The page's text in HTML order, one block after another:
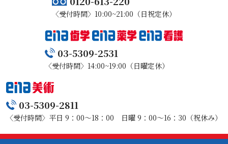
〈受付時間〉10:00~21:00（日祝定休）
03-5309-2531
〈受付時間〉14:00~19:00（日曜定休）
03-5309-2811
〈受付時間〉平日 9：00～18：00 日曜 9：00～16：30（祝休み）